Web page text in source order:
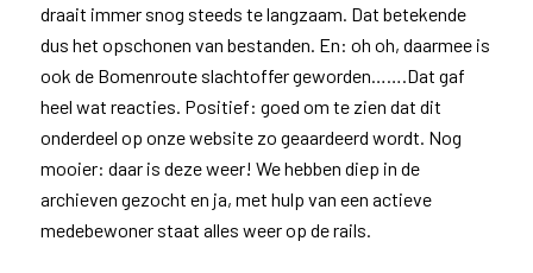
draait immer snog steeds te langzaam. Dat betekende
dus het opschonen van bestanden. En: oh oh, daarmee is
ook de Bomenroute slachtoffer geworden…….Dat gaf
heel wat reacties. Positief: goed om te zien dat dit
onderdeel op onze website zo geaardeerd wordt. Nog
mooier: daar is deze weer! We hebben diep in de
archieven gezocht en ja, met hulp van een actieve
medebewoner staat alles weer op de rails.